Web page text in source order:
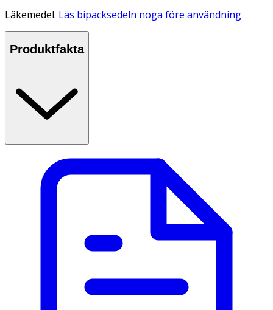
Läkemedel. Läs bipacksedeln noga före användning
Produktfakta